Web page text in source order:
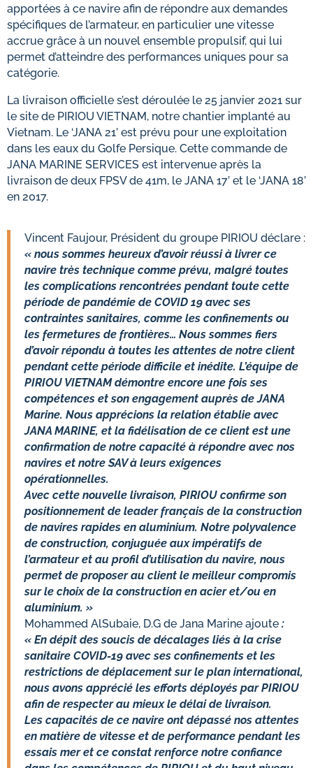
apportées à ce navire afin de répondre aux demandes
spécifiques de l’armateur, en particulier une vitesse
accrue grâce à un nouvel ensemble propulsif, qui lui
permet d’atteindre des performances uniques pour sa
catégorie.
La livraison officielle s’est déroulée le 25 janvier 2021 sur
le site de PIRIOU VIETNAM, notre chantier implanté au
Vietnam. Le ‘JANA 21’ est prévu pour une exploitation
dans les eaux du Golfe Persique. Cette commande de
JANA MARINE SERVICES est intervenue après la
livraison de deux FPSV de 41m, le JANA 17’ et le ‘JANA 18’
en 2017.
Vincent Faujour, Président du groupe PIRIOU déclare :
« nous sommes heureux d’avoir réussi à livrer ce
navire très technique comme prévu, malgré toutes
les complications rencontrées pendant toute cette
période de pandémie de COVID 19 avec ses
contraintes sanitaires, comme les confinements ou
les fermetures de frontières… Nous sommes fiers
d’avoir répondu à toutes les attentes de notre client
pendant cette période difficile et inédite. L’équipe de
PIRIOU VIETNAM démontre encore une fois ses
compétences et son engagement auprès de JANA
Marine. Nous apprécions la relation établie avec
JANA MARINE, et la fidélisation de ce client est une
confirmation de notre capacité à répondre avec nos
navires et notre SAV à leurs exigences
opérationnelles.
Avec cette nouvelle livraison, PIRIOU confirme son
positionnement de leader français de la construction
de navires rapides en aluminium. Notre polyvalence
de construction, conjuguée aux impératifs de
l’armateur et au profil d’utilisation du navire, nous
permet de proposer au client le meilleur compromis
sur le choix de la construction en acier et/ou en
aluminium. »
Mohammed AlSubaie, D.G de Jana Marine ajoute :
« En dépit des soucis de décalages liés à la crise
sanitaire COVID-19 avec ses confinements et les
restrictions de déplacement sur le plan international,
nous avons apprécié les efforts déployés par PIRIOU
afin de respecter au mieux le délai de livraison.
Les capacités de ce navire ont dépassé nos attentes
en matière de vitesse et de performance pendant les
essais mer et ce constat renforce notre confiance